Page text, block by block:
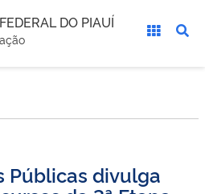
DO PIAUÍ
Públicas divulga